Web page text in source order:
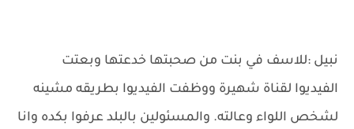
نبيل :للاسف في بنت من صحبتها خدعتها وبعتت
الفيديوا لقناة شهيرة ووظفت الفيديوا بطريقه مشينه
لشخص اللواء وعالته. والمسئولين بالبلد عرفوا بكده وانا